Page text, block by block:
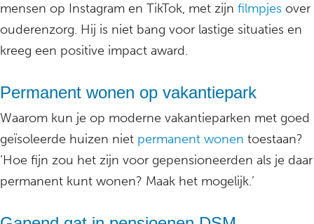
mensen op Instagram en TikTok, met zijn filmpjes over
ouderenzorg. Hij is niet bang voor lastige situaties en
kreeg een positive impact award.
Permanent wonen op vakantiepark
Waarom kun je op moderne vakantieparken met goed
geïsoleerde huizen niet permanent wonen toestaan?
‘Hoe fijn zou het zijn voor gepensioneerden als je daar
permanent kunt wonen? Maak het mogelijk.’